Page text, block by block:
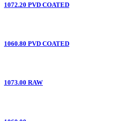
1072.20 PVD COATED
1060.80 PVD COATED
1073.00 RAW